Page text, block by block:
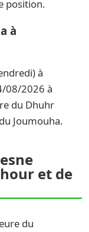
position.
à
à
08/2026 à
du Dhuhr
du Joumouha.
et de
du